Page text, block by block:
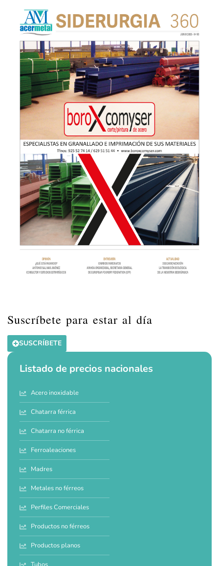
Suscríbete para estar al día
SUSCRÍBETE
Listado de precios nacionales
Acero inoxidable
Chatarra férrica
Chatarra no férrica
Ferroaleaciones
Madres
Metales no férreos
Perfiles Comerciales
Productos no férreos
Productos planos